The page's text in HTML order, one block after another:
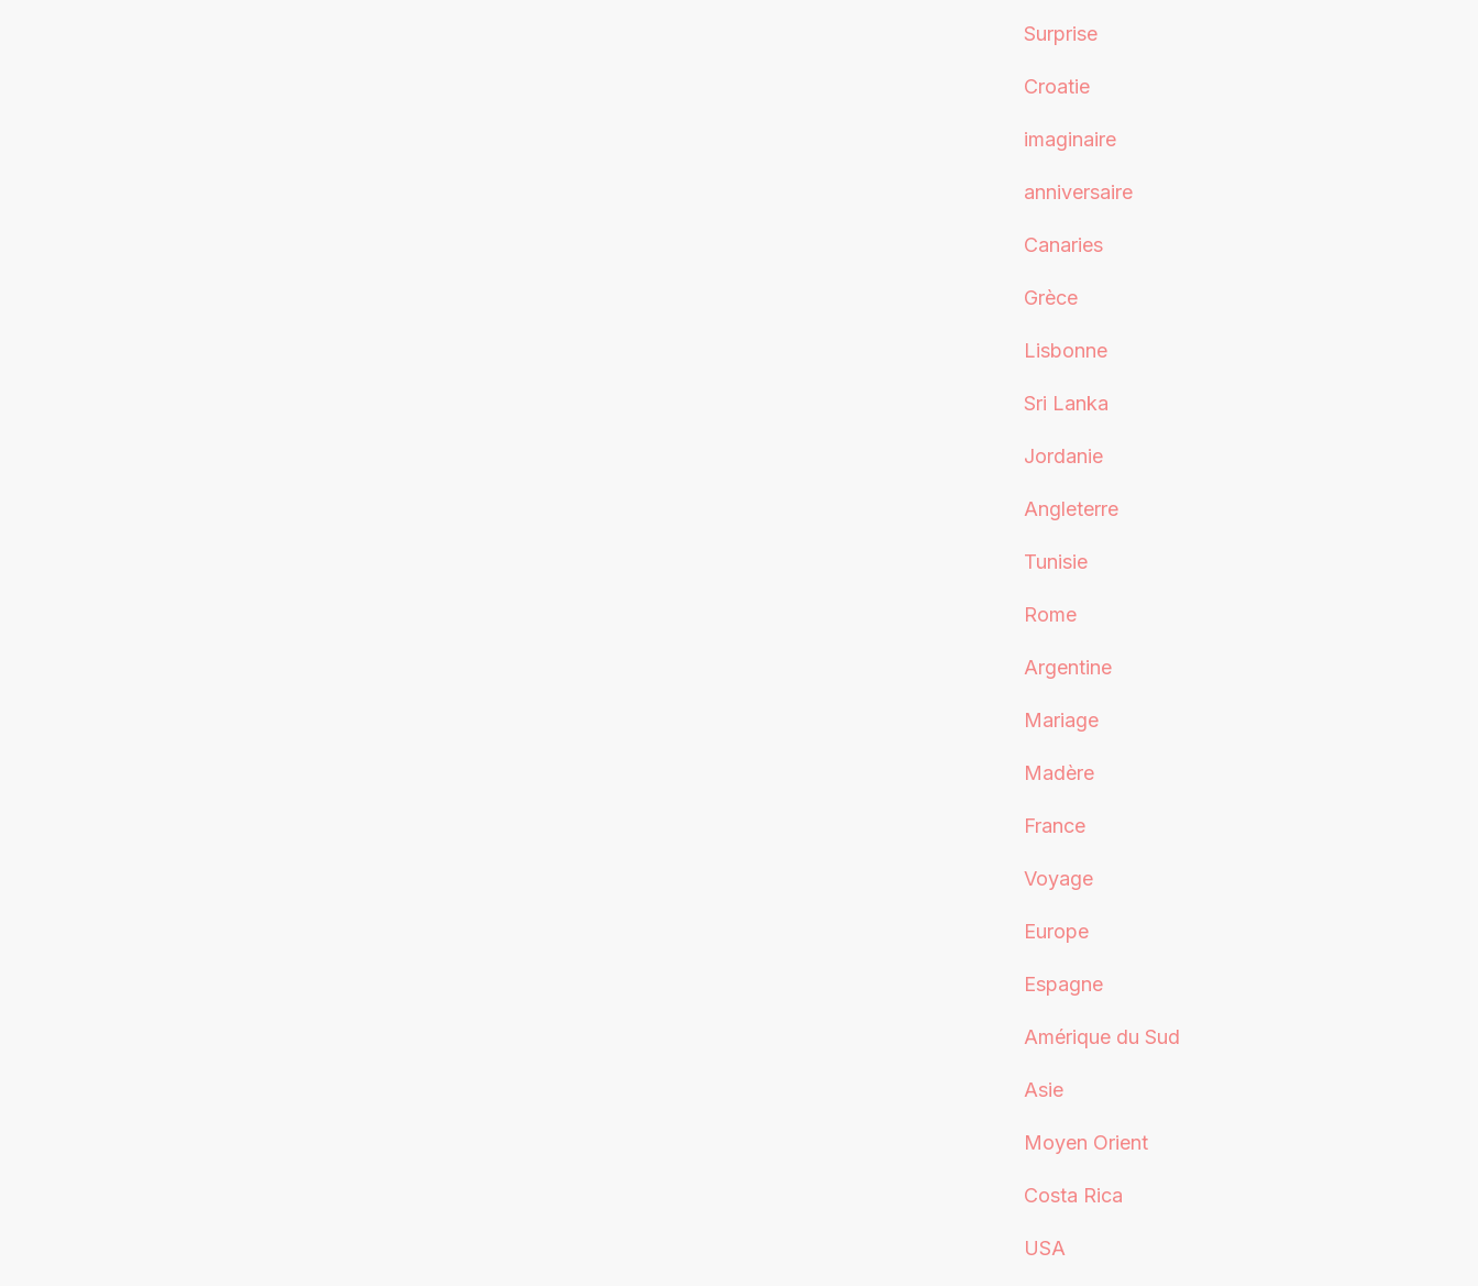
Surprise
Croatie
imaginaire
anniversaire
Canaries
Grèce
Lisbonne
Sri Lanka
Jordanie
Angleterre
Tunisie
Rome
Argentine
Mariage
Madère
France
Voyage
Europe
Espagne
Amérique du Sud
Asie
Moyen Orient
Costa Rica
USA